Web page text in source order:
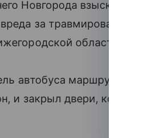
Новгорода взыскал с
за травмирование
области.
автобуса маршрута
и закрыл двери, которые